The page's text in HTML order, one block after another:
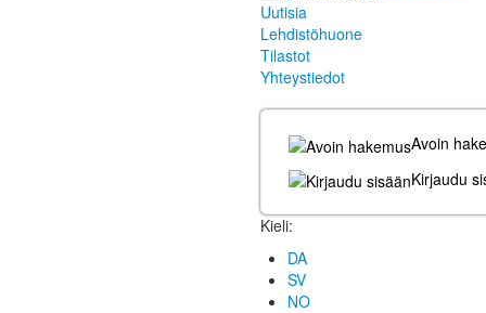
Uutisia
Lehdistöhuone
Tilastot
Yhteystiedot
Avoin
Kirjaudu
Kieli:
DA
SV
NO